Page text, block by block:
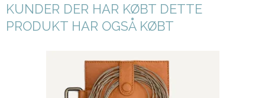
KUNDER DER HAR KØBT DETTE
PRODUKT HAR OGSÅ KØBT